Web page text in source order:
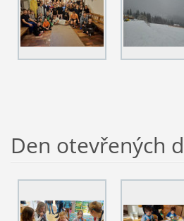
Den otevřených